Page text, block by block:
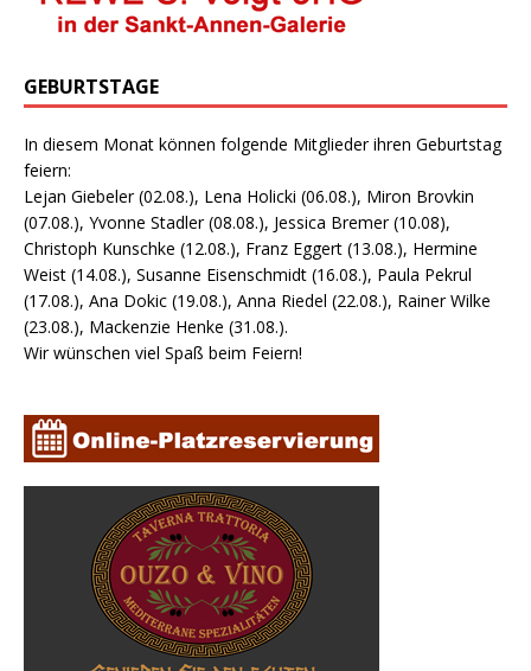
GEBURTSTAGE
In diesem Monat können folgende Mitglieder ihren Geburtstag
feiern:
Lejan Giebeler (02.08.), Lena Holicki (06.08.), Miron Brovkin
(07.08.), Yvonne Stadler (08.08.), Jessica Bremer (10.08),
Christoph Kunschke (12.08.), Franz Eggert (13.08.), Hermine
Weist (14.08.), Susanne Eisenschmidt (16.08.), Paula Pekrul
(17.08.), Ana Dokic (19.08.), Anna Riedel (22.08.), Rainer Wilke
(23.08.), Mackenzie Henke (31.08.).
Wir wünschen viel Spaß beim Feiern!